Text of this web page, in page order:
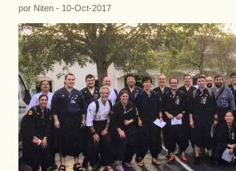
por Niten - 10-Oct-2017